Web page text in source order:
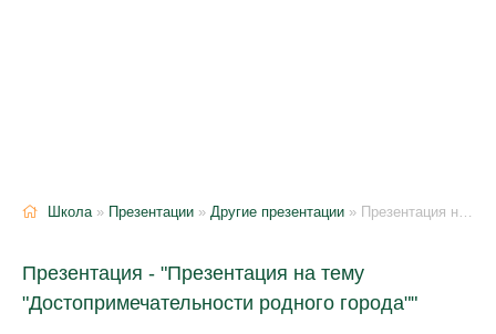
Школа» Презентации » Другие презентации » Презентация на тему "Достопримечательности родного города"
Презентация - "Презентация на тему
"Достопримечательности родного города""